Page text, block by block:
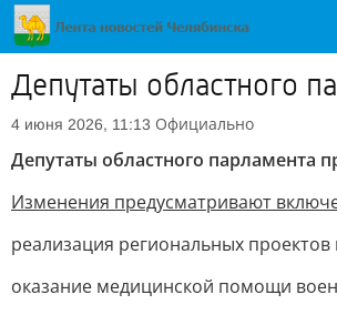
Депутаты областного
4 июня 2026, 11:13 Официально
Депутаты областного парламента
Изменения предусматривают
реализация региональных
оказание медицинской помощи